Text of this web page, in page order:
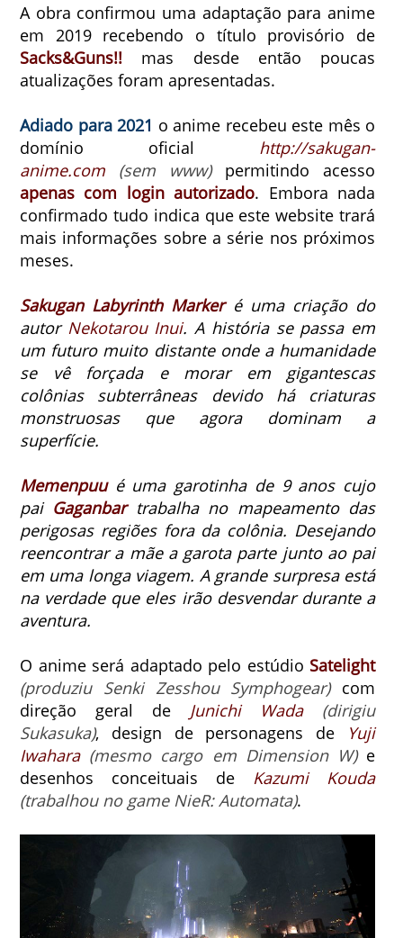
A obra confirmou uma adaptação para anime
em 2019 recebendo o título provisório de
Sacks&Guns!! mas desde então poucas
atualizações foram apresentadas.
Adiado para 2021 o anime recebeu este mês o
domínio oficial http://sakugan-
anime.com
(sem www) permitindo acesso
apenas com login autorizado. Embora nada
confirmado tudo indica que este website trará
mais informações sobre a série nos próximos
meses.
Sakugan Labyrinth Markeré uma criação do
autor Nekotarou Inui. A história se passa em
um futuro muito distante onde a humanidade
se vê forçada e morar em gigantescas
colônias subterrâneas devido há criaturas
monstruosas que agora dominam a
superfície.
Memenpuué uma garotinha de 9 anos cujo
pai Gaganbartrabalha no mapeamento das
perigosas regiões fora da colônia. Desejando
reencontrar a mãe a garota parte junto ao pai
em uma longa viagem. A grande surpresa está
na verdade que eles irão desvendar durante a
aventura.
O anime será adaptado pelo estúdio Satelight
(produziu Senki Zesshou Symphogear) com
direção geral de Junichi Wada
(dirigiu
Sukasuka), design de personagens de
Yuji
Iwahara (mesmo cargo em Dimension W)e
desenhos conceituais de Kazumi Kouda
(trabalhou no game NieR: Automata).